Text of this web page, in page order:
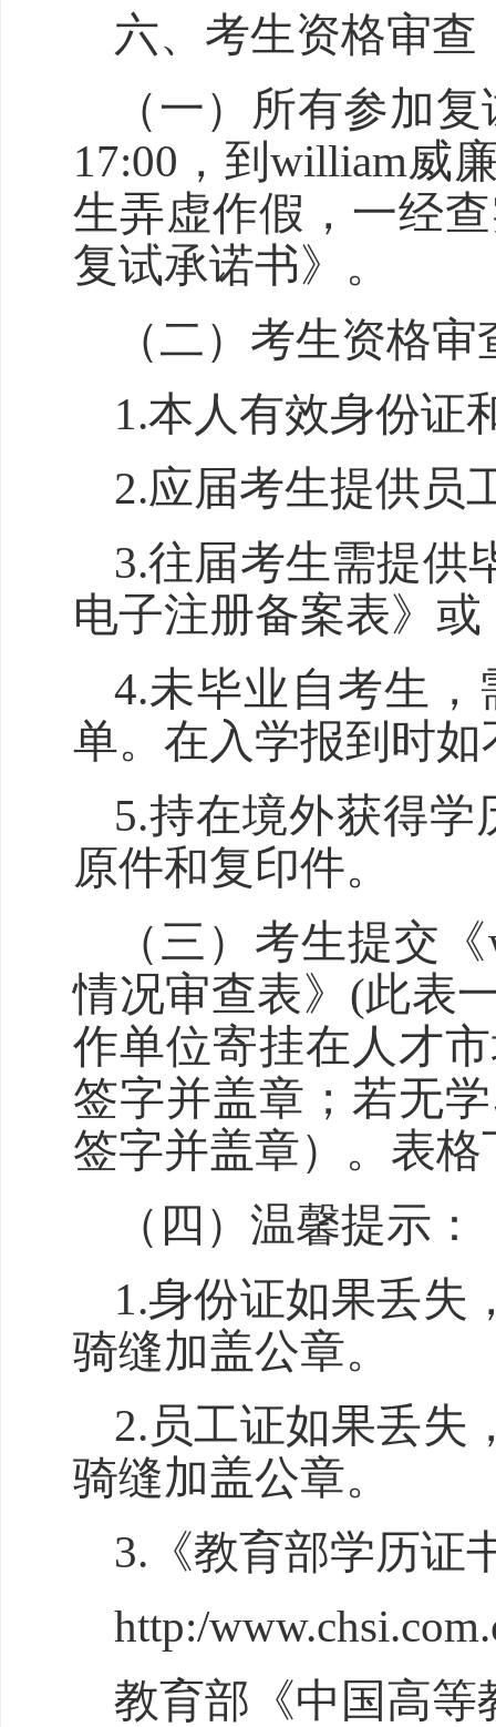
六、 考生资格审查
（一） 所有参加
17:00，到 william威
生弄虚作假，一经
复试承诺书》。
（二） 考生资格审
1.本人有效身份证
2.应届考生提供员
3.往届考生需提供
电子注册备案表》
4.未毕业自考生
单。在入学报到时
5.持在境外获得
原件和复印件。
（三）考生提交
情况审查表》(此表
作单位寄挂在人才
签字并盖章；若无
签字并盖章）。表格
（四）温馨提示：
1.身份证如果丢失
骑缝加盖公章。
2.员工证如果丢失
骑缝加盖公章。
3.《教育部学历证
http:/
教育部《中国高等